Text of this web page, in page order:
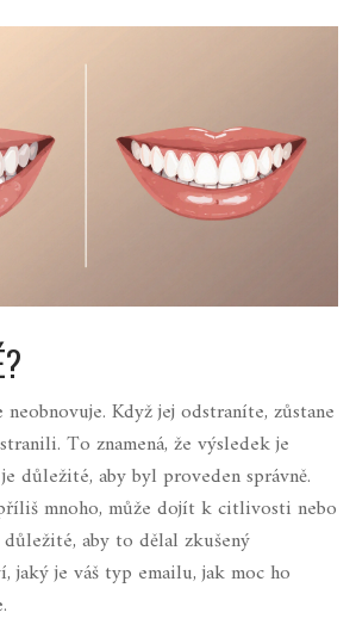
Když jej odstraníte, zůstane
To znamená, že výsledek je
důležité, aby byl proveden správně.
mnoho, může dojít k citlivosti nebo
aby to dělal zkušený
jaký je váš typ emailu, jak moc ho